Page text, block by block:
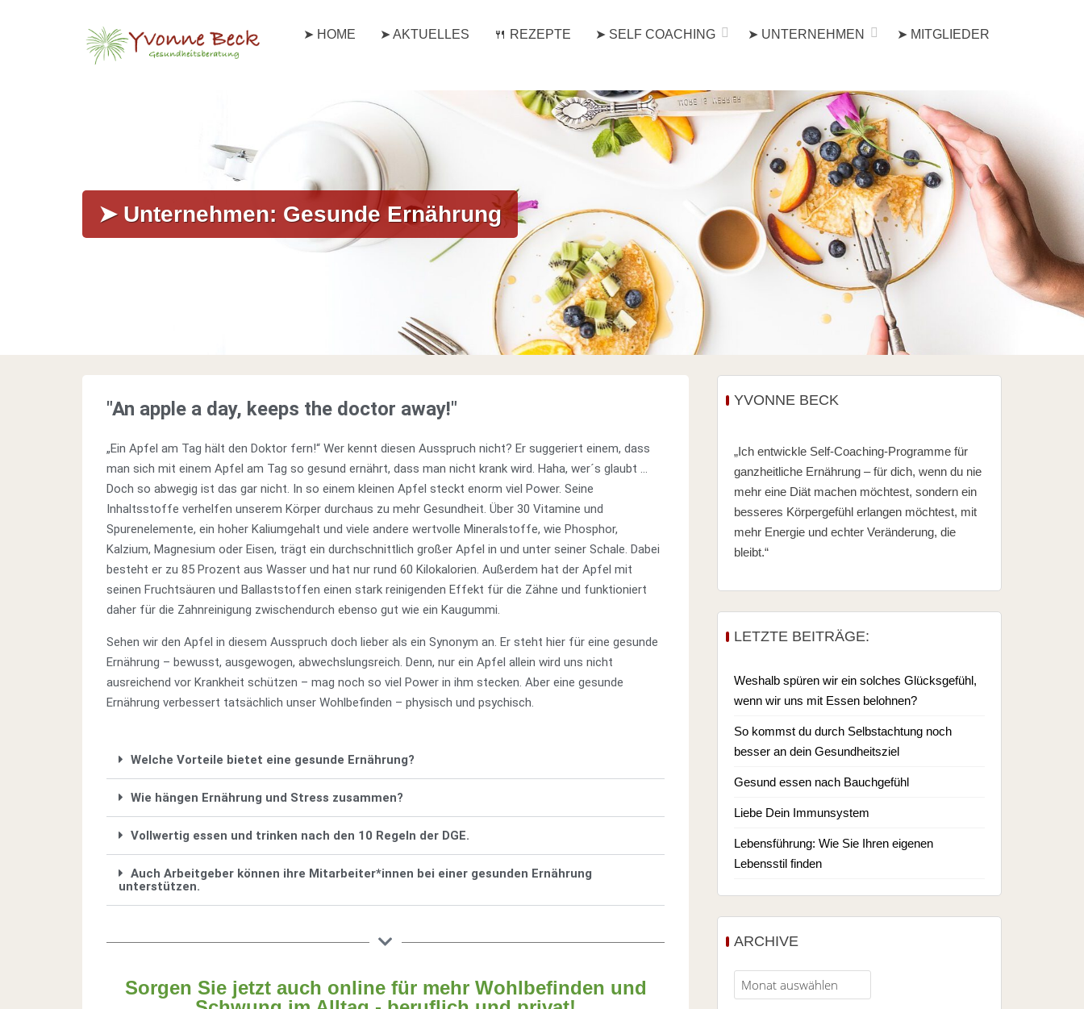
➤ HOME ➤ AKTUELLES 🍴 REZEPTE ➤ SELF COACHING ➤ UNTERNEHMEN ➤ MITGLIEDER
➤ Unternehmen: Gesunde Ernährung
"An apple a day, keeps the doctor away!"
„Ein Apfel am Tag hält den Doktor fern!“ Wer kennt diesen Ausspruch nicht? Er suggeriert einem, dass
man sich mit einem Apfel am Tag so gesund ernährt, dass man nicht krank wird. Haha, wer´s glaubt …
Doch so abwegig ist das gar nicht. In so einem kleinen Apfel steckt enorm viel Power. Seine
Inhaltsstoffe verhelfen unserem Körper durchaus zu mehr Gesundheit. Über 30 Vitamine und
Spurenelemente, ein hoher Kaliumgehalt und viele andere wertvolle Mineralstoffe, wie Phosphor,
Kalzium, Magnesium oder Eisen, trägt ein durchschnittlich großer Apfel in und unter seiner Schale. Dabei
besteht er zu 85 Prozent aus Wasser und hat nur rund 60 Kilokalorien. Außerdem hat der Apfel mit
seinen Fruchtsäuren und Ballaststoffen einen stark reinigenden Effekt für die Zähne und funktioniert
daher für die Zahnreinigung zwischendurch ebenso gut wie ein Kaugummi.
Sehen wir den Apfel in diesem Ausspruch doch lieber als ein Synonym an. Er steht hier für eine gesunde
Ernährung – bewusst, ausgewogen, abwechslungsreich. Denn, nur ein Apfel allein wird uns nicht
ausreichend vor Krankheit schützen – mag noch so viel Power in ihm stecken. Aber eine gesunde
Ernährung verbessert tatsächlich unser Wohlbefinden – physisch und psychisch.
Welche Vorteile bietet eine gesunde Ernährung?
Wie hängen Ernährung und Stress zusammen?
Vollwertig essen und trinken nach den 10 Regeln der DGE.
Auch Arbeitgeber können ihre Mitarbeiter*innen bei einer gesunden Ernährung
unterstützen.
Sorgen Sie jetzt auch online für mehr Wohlbefinden und
YVONNE BECK
„Ich entwickle Self-Coaching-Programme für
ganzheitliche Ernährung – für dich, wenn du nie
mehr eine Diät machen möchtest, sondern ein
besseres Körpergefühl erlangen möchtest, mit
mehr Energie und echter Veränderung, die
bleibt.“
LETZTE BEITRÄGE:
Weshalb spüren wir ein solches Glücksgefühl,
wenn wir uns mit Essen belohnen?
So kommst du durch Selbstachtung noch
besser an dein Gesundheitsziel
Gesund essen nach Bauchgefühl
Liebe Dein Immunsystem
Lebensführung: Wie Sie Ihren eigenen
Lebensstil finden
ARCHIVE